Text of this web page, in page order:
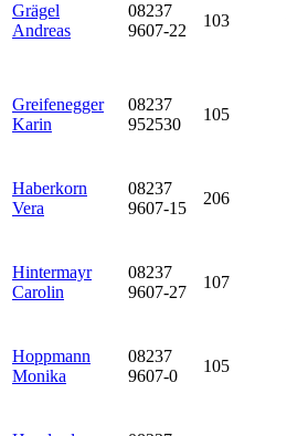
Grägel
Andreas
08237
9607-22
103
Greifenegger
Karin
08237
952530
105
Haberkorn
Vera
08237
9607-15
206
Hintermayr
Carolin
08237
9607-27
107
Hoppmann
Monika
08237
9607-0
105